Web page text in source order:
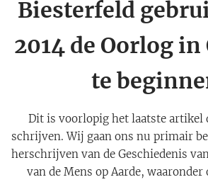
Biesterfeld
2014 de Oorlog
te
Dit is voorlopig het laatste artikel
schrijven. Wij gaan ons nu primair
herschrijven van de Geschiedenis
van de Mens op Aarde, waaronder